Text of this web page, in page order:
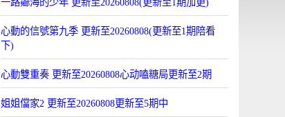
心動的信號第九季 更新至20260808(更新至1期陪看
下)
心動雙重奏 更新至20260808心动嗑糖局更新至2期
姐姐儅家2 更新至20260808更新至5期中